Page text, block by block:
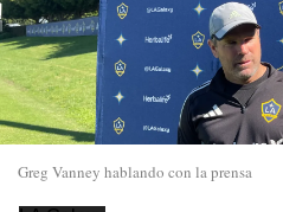
Greg Vanney hablando con la prensa